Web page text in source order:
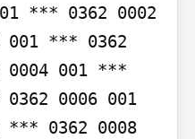
*** 0362 0002
001 *** 0362
0004 001 ***
0006 001
*** 0362 0008